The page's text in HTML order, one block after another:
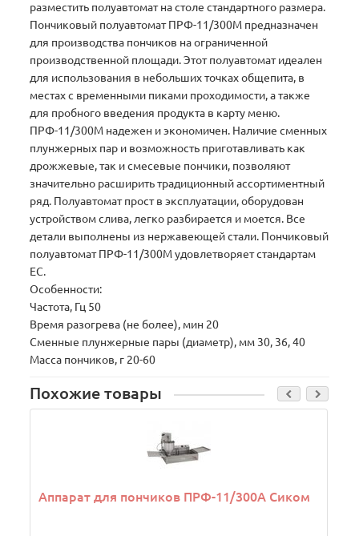
разместить полуавтомат на столе стандартного размера.
Пончиковый полуавтомат ПРФ-11/300М предназначен
для производства пончиков на ограниченной
производственной площади. Этот полуавтомат идеален
для использования в небольших точках общепита, в
местах с временными пиками проходимости, а также
для пробного введения продукта в карту меню.
ПРФ-11/300М надежен и экономичен. Наличие сменных
плунжерных пар и возможность приготавливать как
дрожжевые, так и смесевые пончики, позволяют
значительно расширить традиционный ассортиментный
ряд. Полуавтомат прост в эксплуатации, оборудован
устройством слива, легко разбирается и моется. Все
детали выполнены из нержавеющей стали. Пончиковый
полуавтомат ПРФ-11/300М удовлетворяет стандартам
ЕС.
Особенности:
Частота, Гц 50
Время разогрева (не более), мин 20
Сменные плунжерные пары (диаметр), мм 30, 36, 40
Масса пончиков, г 20-60
Похожие товары
Аппарат для пончиков ПРФ-11/300А Сиком